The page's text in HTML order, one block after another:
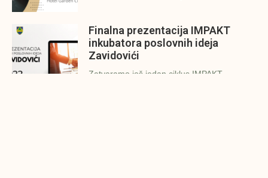
Finalna prezentacija IMPAKT
inkubatora poslovnih ideja
Zavidovići
Zatvaramo još jedan ciklus IMPAKT